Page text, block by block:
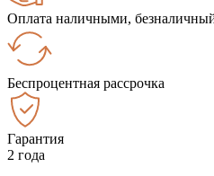
Оплата наличными,
Беспроцентная рассрочка
Гарантия
2 года